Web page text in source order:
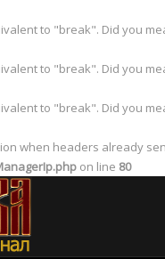
to "break". Did you
to "break". Did you
to "break". Did you
when headers already
on line 80